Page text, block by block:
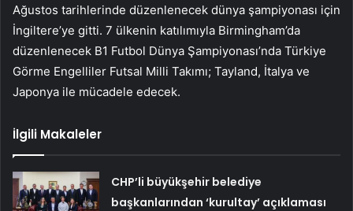
Ağustos tarihlerinde düzenlenecek dünya şampiyonası için
İngiltere’ye gitti. 7 ülkenin katılımıyla Birmingham’da
düzenlenecek B1 Futbol Dünya Şampiyonası’nda Türkiye
Görme Engelliler Futsal Milli Takımı; Tayland, İtalya ve
Japonya ile mücadele edecek.
İlgili Makaleler
CHP’li büyükşehir belediye
başkanlarından ‘kurultay’ açıklaması